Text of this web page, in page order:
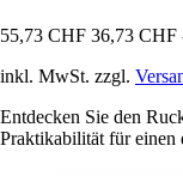
55,73 CHF 36,73 CHF
inkl. MwSt. zzgl.
Entdecken Sie den
Praktikabilität für einen